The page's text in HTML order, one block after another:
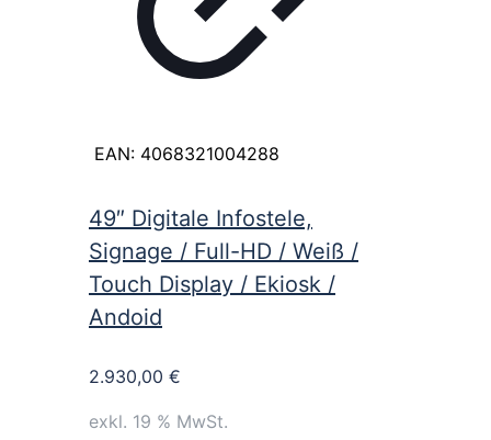
EAN: 4068321004288
49″ Digitale Infostele,
Signage / Full-HD / Weiß /
Touch Display / Ekiosk /
Andoid
2.930,00 €
exkl. 19 % MwSt.